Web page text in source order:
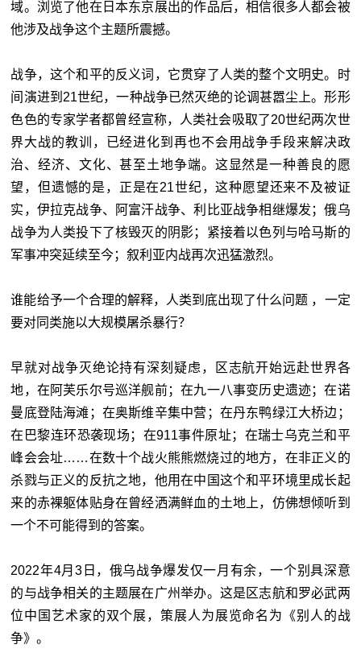
域。浏览了他在日本东京展出的作品后，相信很多人都会被
他涉及战争这个主题所震撼。
战争，这个和平的反义词，它贯穿了人类的整个文明史。时
间演进到21世纪，一种战争已然灭绝的论调甚嚣尘上。形形
色色的专家学者都曾经宣称，人类社会吸取了20世纪两次世
界大战的教训，已经进化到再也不会用战争手段来解决政
治、经济、文化、甚至土地争端。这显然是一种善良的愿
望，但遗憾的是，正是在21世纪，这种愿望还来不及被证
实，伊拉克战争、阿富汗战争、利比亚战争相继爆发；俄乌
战争为人类投下了核毁灭的阴影；紧接着以色列与哈马斯的
军事冲突延续至今；叙利亚内战再次迅猛激烈。
谁能给予一个合理的解释，人类到底出现了什么问题 ，一定
要对同类施以大规模屠杀暴行？
早就对战争灭绝论持有深刻疑虑，区志航开始远赴世界各
地，在阿芙乐尔号巡洋舰前；在九一八事变历史遗迹；在诺
曼底登陆海滩；在奥斯维辛集中营；在丹东鸭绿江大桥边；
在巴黎连环恐袭现场；在911事件原址；在瑞士乌克兰和平
峰会会址……在数十个战火熊熊燃烧过的地方，在非正义的
杀戮与正义的反抗之地，他用在中国这个和平环境里成长起
来的赤裸躯体贴身在曾经洒满鲜血的土地上，仿佛想倾听到
一个不可能得到的答案。
2022年4月3日，俄乌战争爆发仅一月有余，一个别具深意
的与战争相关的主题展在广州举办。这是区志航和罗必武两
位中国艺术家的双个展，策展人为展览命名为《别人的战
争》。